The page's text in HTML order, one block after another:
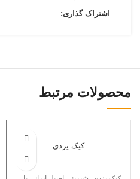
اشتراک گذاری:
محصولات مرتبط
کیک یزدی